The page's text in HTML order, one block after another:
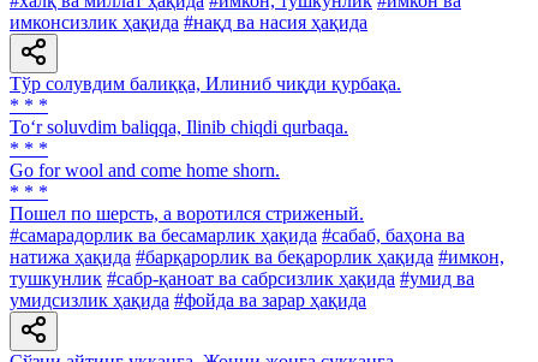
имконсизлик ҳақида #нақд ва насия ҳақида
Тўр солувдим балиққа, Илиниб чиқди қурбақа.
* * *
To‘r soluvdim baliqqa, Ilinib chiqdi qurbaqa.
* * *
Go for wool and come home shorn.
* * *
Пошел по шерсть, а воротился стриженый.
#самарадорлик ва бесамарлик ҳақида #сабаб, баҳона ва
натижа ҳақида #барқарорлик ва беқарорлик ҳақида #имкон,
тушкунлик #сабр-қаноат ва сабрсизлик ҳақида #умид ва
умидсизлик ҳақида #фойда ва зарар ҳақида